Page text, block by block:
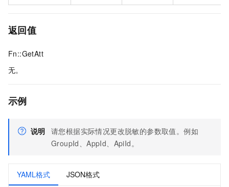
返回值
Fn::GetAtt
无。
示例
说明 请您根据实际情况更改脱敏的参数取值。例如
GroupId、AppId、ApiId。
YAML格式 JSON格式